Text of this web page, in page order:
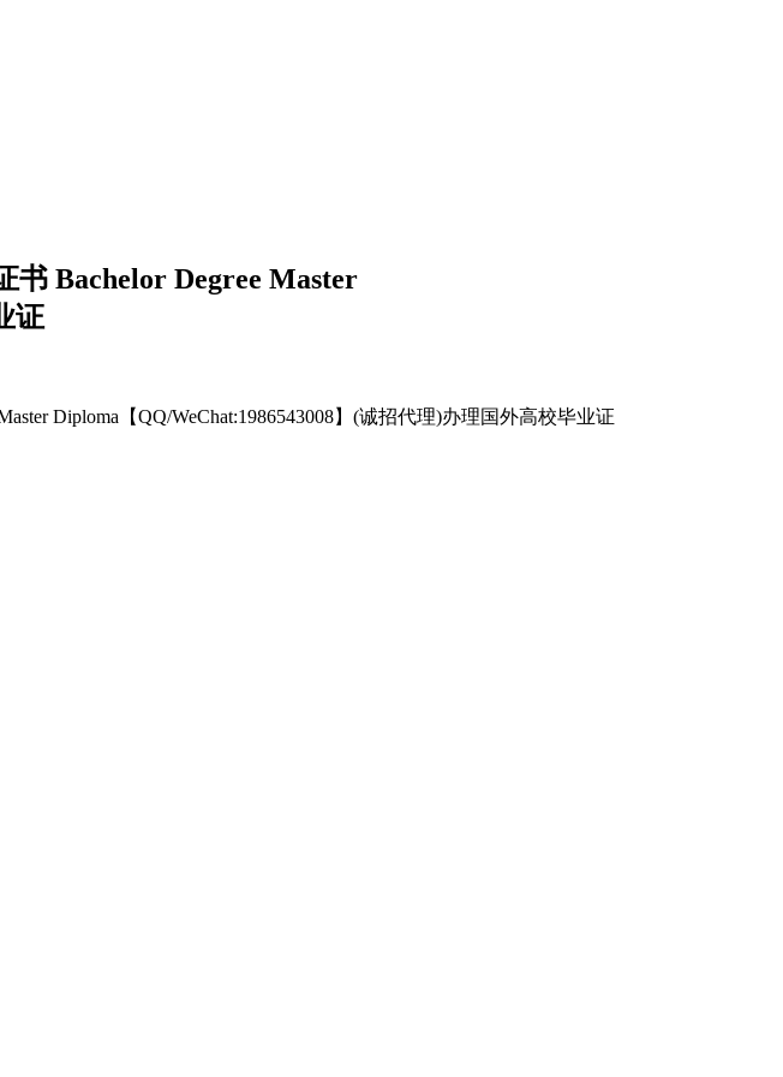
书 Bachelor Degree Master
证
Diploma【QQ/WeChat:1986543008】(诚招代理)办理国外高校毕业证